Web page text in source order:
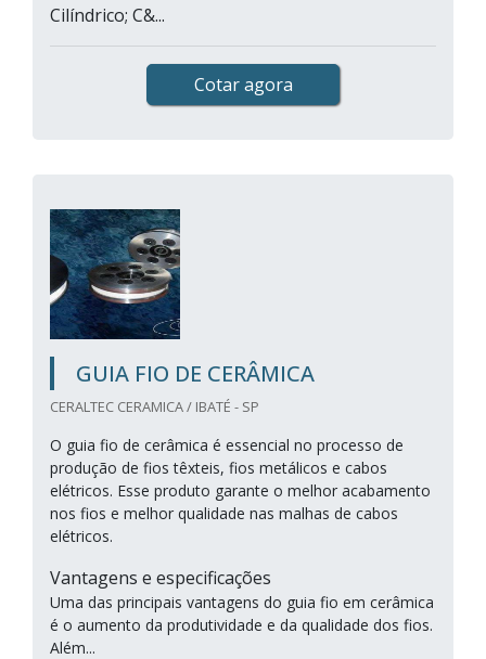
Cilíndrico; C&...
Cotar agora
GUIA FIO DE CERÂMICA
CERALTEC CERAMICA / IBATÉ - SP
O guia fio de cerâmica é essencial no processo de
produção de fios têxteis, fios metálicos e cabos
elétricos. Esse produto garante o melhor acabamento
nos fios e melhor qualidade nas malhas de cabos
elétricos.
Vantagens e especificações
Uma das principais vantagens do guia fio em cerâmica
é o aumento da produtividade e da qualidade dos fios.
Além...